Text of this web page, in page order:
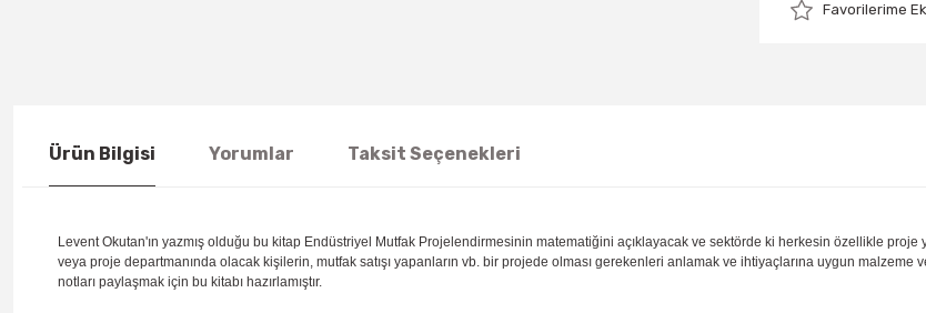
Ürün Bilgisi Yorumlar Taksit Seçenekleri
Levent Okutan'ın yazmış olduğu bu kitap Endüstriyel Mutfak Projelendirmesinin matematiğini açıklayacak ve sektörde ki herkesin özellikle
veya proje departmanında olacak kişilerin, mutfak satışı yapanların vb. bir projede olması gerekenleri anlamak ve ihtiyaçlarına uygun
notları paylaşmak için bu kitabı hazırlamıştır.